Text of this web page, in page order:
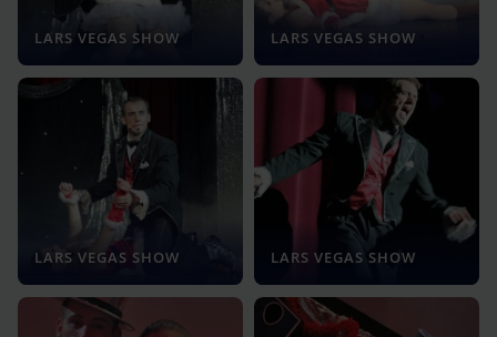
LARS VEGAS SHOW LARS VEGAS SHOW
LARS VEGAS SHOW LARS VEGAS SHOW